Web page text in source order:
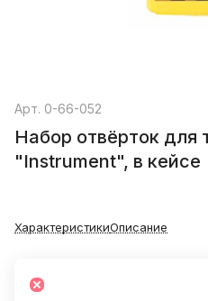
Арт. 0-66-052
Набор отвёрток для
"Instrument", в кейсе
ХарактеристикиОписание